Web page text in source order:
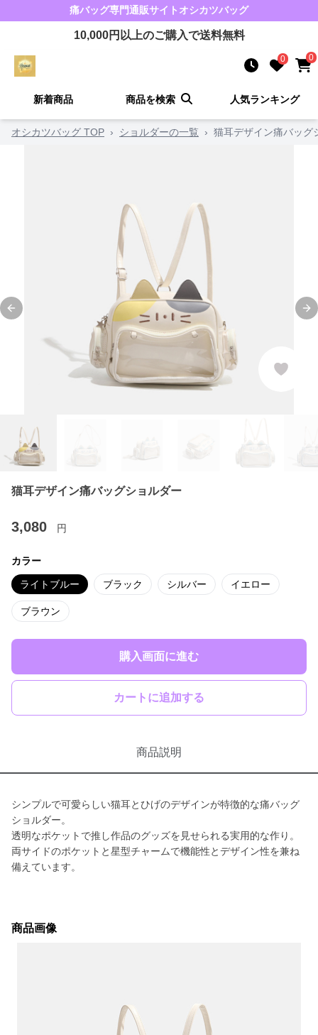
痛バッグ専門通販サイト オシカツバッグ
10,000円以上のご購入で送料無料
0 0
新着商品 商品を検索 人気ランキング
オシカツバッグ TOP › ショルダーの一覧 › 猫耳デザイン痛バッグ
Previous slide
猫耳デザイン痛バッグショルダー
3,080 円
カラー
ライトブルー ブラック シルバー イエロー
ブラウン
購入画面に進む
カートに追加する
商品説明
シンプルで可愛らしい猫耳とひげのデザインが特徴的な痛バッグ
ショルダー。
透明なポケットで推し作品のグッズを見せられる実用的な作り。
両サイドのポケットと星型チャームで機能性とデザイン性を兼ね
備えています。
商品画像